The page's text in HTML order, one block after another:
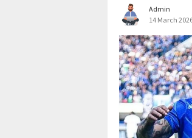
Admin
14 March